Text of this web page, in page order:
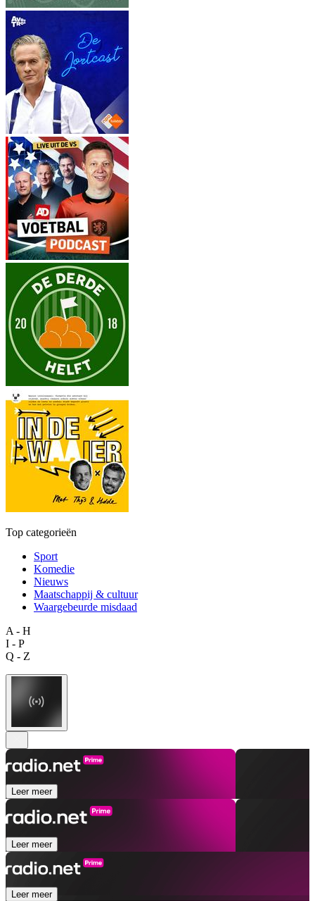
Top categorieën
Sport
Komedie
Nieuws
Maatschappij & cultuur
Waargebeurde misdaad
A - H
I - P
Q - Z
Leer meer
Leer meer
Leer meer